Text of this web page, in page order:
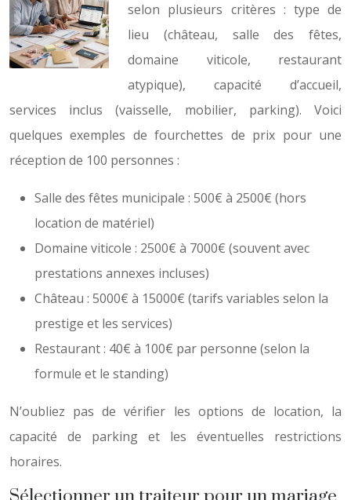
selon plusieurs critères : type de
lieu (château, salle des fêtes,
domaine viticole, restaurant
atypique), capacité d’accueil,
services inclus (vaisselle, mobilier, parking). Voici
quelques exemples de fourchettes de prix pour une
réception de 100 personnes :
Salle des fêtes municipale : 500€ à 2500€ (hors
location de matériel)
Domaine viticole : 2500€ à 7000€ (souvent avec
prestations annexes incluses)
Château : 5000€ à 15000€ (tarifs variables selon la
prestige et les services)
Restaurant : 40€ à 100€ par personne (selon la
formule et le standing)
N’oubliez pas de vérifier les options de location, la
capacité de parking et les éventuelles restrictions
horaires.